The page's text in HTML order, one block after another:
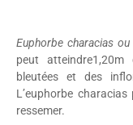
Euphorbe characias
peut
bleutées et des
L’euphorbe characias
ressemer.